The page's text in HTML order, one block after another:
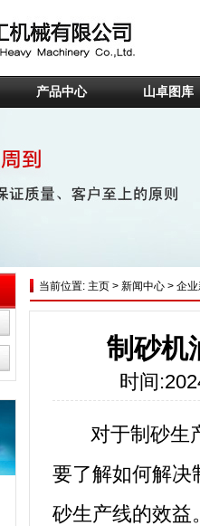
产品中心 山卓图库
当前位置: 主页 > 新闻中心 > 企
制砂机
时间
对于制砂生产
要了解如何解决
砂生产线的效益